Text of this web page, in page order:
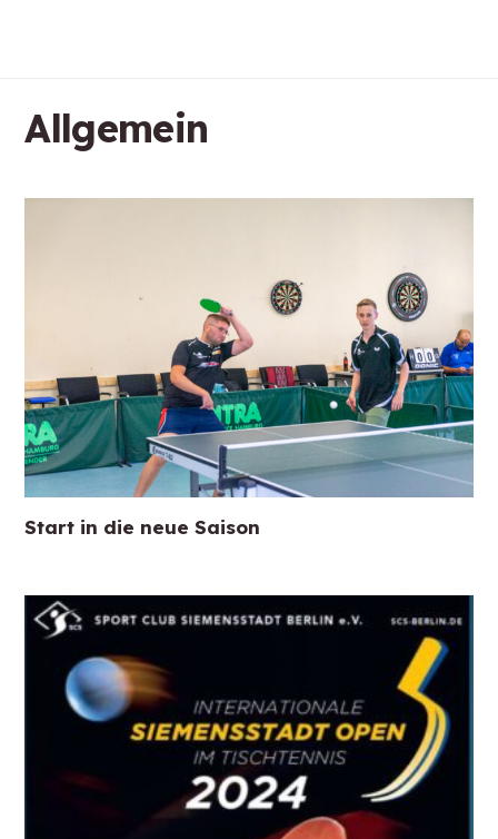
Allgemein
Start in die neue Saison